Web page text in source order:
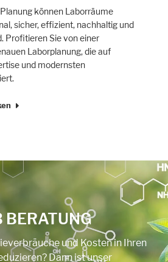
können Laborräume
sicher, effizient, nachhaltig und
Profitieren Sie von einer
Laborplanung, die auf
und modernsten
BERATUNG
und Kosten in Ihren
Dann ist unser